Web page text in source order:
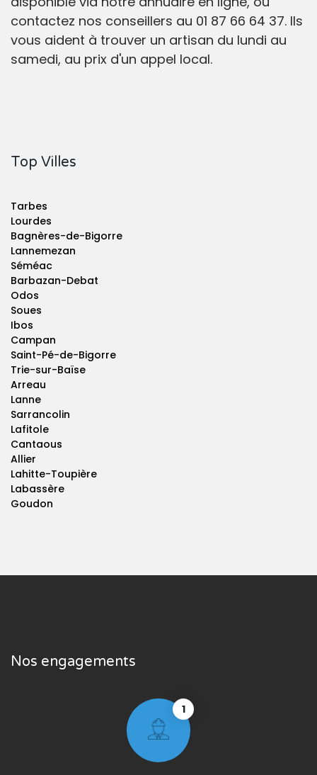
contactez nos conseillers au 01 87 66 64 37. Ils
vous aident à trouver un artisan du lundi au
samedi, au prix d'un appel local.
Top Villes
Tarbes
Lourdes
Bagnères-de-Bigorre
Lannemezan
Séméac
Barbazan-Debat
Odos
Soues
Ibos
Campan
Saint-Pé-de-Bigorre
Trie-sur-Baïse
Arreau
Lanne
Sarrancolin
Lafitole
Cantaous
Allier
Lahitte-Toupière
Labassère
Goudon
Nos engagements
1